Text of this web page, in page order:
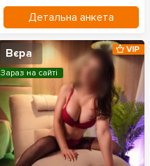
Детальна анкета
Вєра VIP
Зараз на сайті